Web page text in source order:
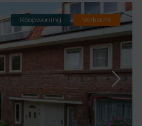
Koopwoning Verkocht